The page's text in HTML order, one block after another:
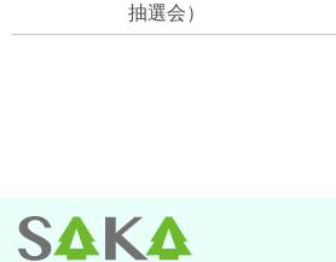
抽選会）